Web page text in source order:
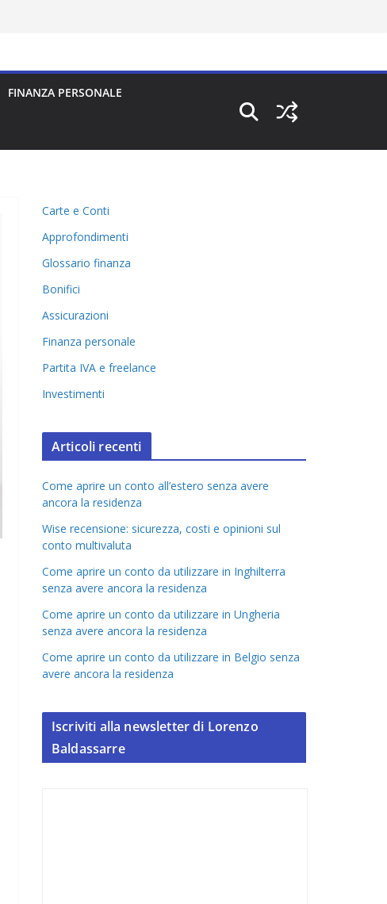
FINANZA PERSONALE
Carte e Conti
Approfondimenti
Glossario finanza
Bonifici
Assicurazioni
Finanza personale
Partita IVA e freelance
Investimenti
Articoli recenti
Come aprire un conto all’estero senza avere
ancora la residenza
Wise recensione: sicurezza, costi e opinioni sul
conto multivaluta
Come aprire un conto da utilizzare in Inghilterra
senza avere ancora la residenza
Come aprire un conto da utilizzare in Ungheria
senza avere ancora la residenza
Come aprire un conto da utilizzare in Belgio senza
avere ancora la residenza
Iscriviti alla newsletter di Lorenzo
Baldassarre